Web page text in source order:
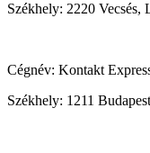
Székhely: 2220 Vecsés,
Cégnév: Kontakt
Székhely: 1211